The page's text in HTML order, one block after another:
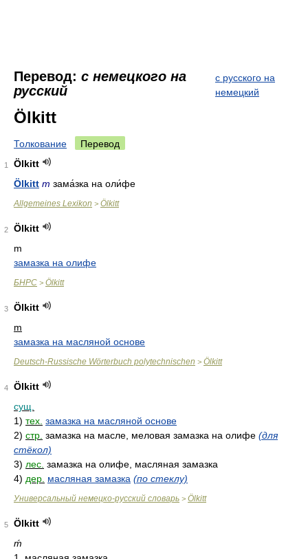
Перевод: с немецкого на
русский
с русского на
немецкий
Ölkitt
Толкование Перевод
1
Ölkitt
Ölkitt m зама́зка на оли́фе
Allgemeines Lexikon > Ölkitt
2
Ölkitt
m
замазка на олифе
БНРС > Ölkitt
3
Ölkitt
m
замазка на масляной основе
Deutsch-Russische Wörterbuch polytechnischen > Ölkitt
4
Ölkitt
сущ.
1) тех. замазка на масляной основе
2) стр. замазка на масле, меловая замазка на олифе (для
стёкол)
3) лес. замазка на олифе, масляная замазка
4) дер. масляная замазка (по стеклу)
Универсальный немецко-русский словарь > Ölkitt
5
Ölkitt
ḿ